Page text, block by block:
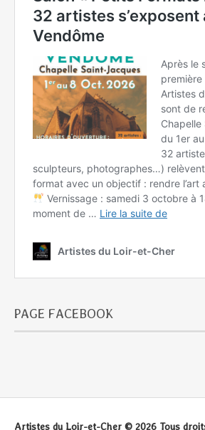
PAGE FACEBOOK
Artistes du Loir-et-Cher © 2026 Tous